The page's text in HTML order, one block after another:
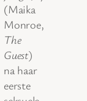
(Maika
Monroe,
The
Guest)
na haar
eerste